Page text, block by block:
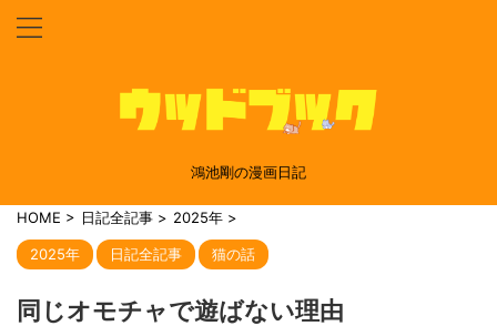
鴻池剛の漫画日記
HOME > 日記全記事 > 2025年 >
2025年 日記全記事 猫の話
同じオモチャで遊ばない理由